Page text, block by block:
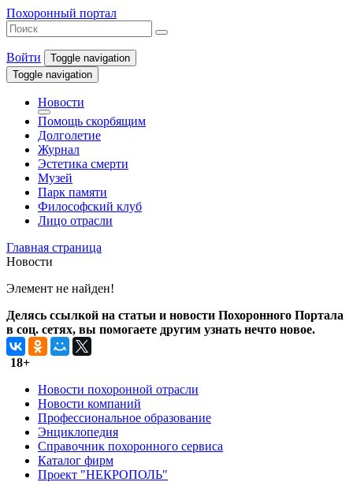
Похоронный портал
Войти
Toggle navigation
Toggle navigation
Новости
Помощь скорбящим
Долголетие
Журнал
Эстетика смерти
Музей
Парк памяти
Философский клуб
Лицо отрасли
Главная страница
Новости
Элемент не найден!
Делясь ссылкой на статьи и новости Похоронного Портала
в соц. сетях, вы помогаете другим узнать нечто новое.
18+
Новости похоронной отрасли
Новости компаний
Профессиональное образование
Энциклопедия
Справочник похоронного сервиса
Каталог фирм
Проект "НЕКРОПОЛЬ"